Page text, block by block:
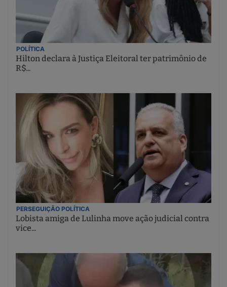
POLÍTICA
Hilton declara à Justiça Eleitoral ter patrimônio de
R$...
PERSEGUIÇÃO POLÍTICA
Lobista amiga de Lulinha move ação judicial contra
vice...